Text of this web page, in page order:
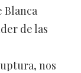
Blanca
de las
nos